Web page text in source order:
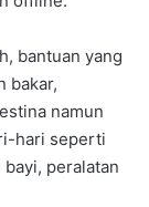
bantuan yang
bakar,
namun
hari seperti
peralatan